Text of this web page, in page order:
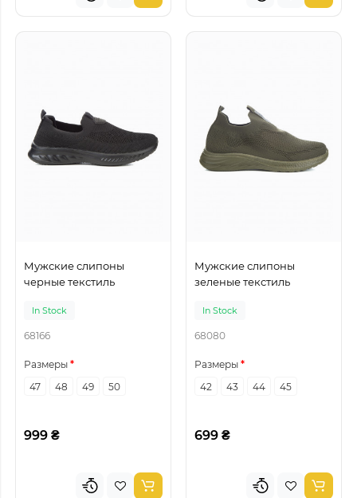
Мужские слипоны
черные текстиль
In Stock
68166
Размеры
47
48 49 50
999 ₴
Мужские слипоны
зеленые текстиль
In Stock
68080
Размеры
42
43 44 45
699 ₴